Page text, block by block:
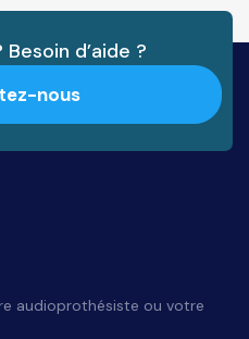
d’aide ?
nous
audioprothésiste ou votre